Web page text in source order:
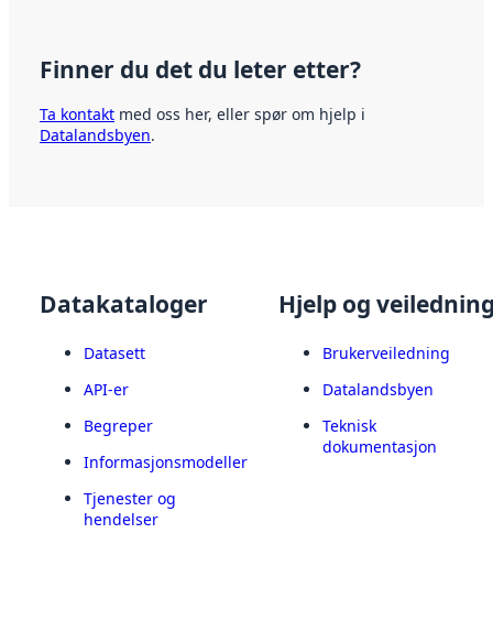
Finner du det du leter etter?
Ta kontakt med oss her, eller spør om hjelp i
Datalandsbyen.
Datakataloger
Datasett
API-er
Begreper
Informasjonsmodeller
Tjenester og
hendelser
Hjelp og
Brukerveiledning
Datalandsbyen
Teknisk
dokumentasjon